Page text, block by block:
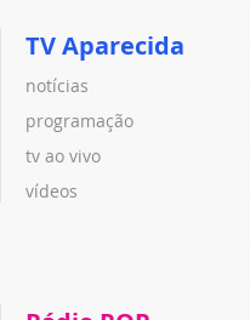
TV Aparecida
notícias
programação
tv ao vivo
vídeos